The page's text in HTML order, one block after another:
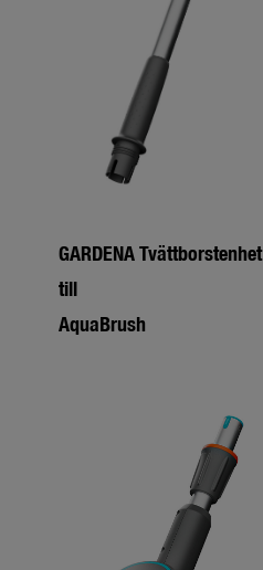
GARDENA Tvättborstenhet
till
AquaBrush